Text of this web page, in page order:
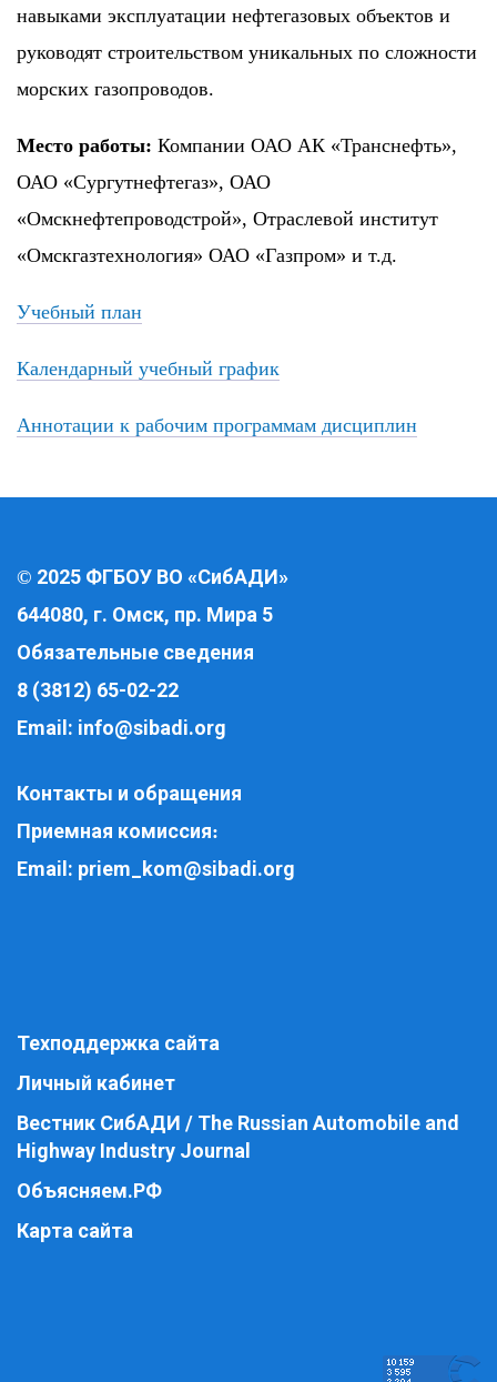
навыками эксплуатации нефтегазовых объектов и
руководят строительством уникальных по сложности
морских газопроводов.
Место работы: Компании ОАО АК «Транснефть»,
ОАО «Сургутнефтегаз», ОАО
«Омскнефтепроводстрой», Отраслевой институт
«Омскгазтехнология» ОАО «Газпром» и т.д.
Учебный план
Календарный учебный график
Аннотации к рабочим программам дисциплин
© 2025 ФГБОУ ВО «СибАДИ»
644080, г. Омск, пр. Мира 5
Обязательные сведения
8 (3812) 65-02-22
Email: info@sibadi.org
Контакты и обращения
Приемная комиссия:
Email: priem_kom@sibadi.org
Техподдержка сайта
Личный кабинет
Вестник СибАДИ / The Russian Automobile and
Highway Industry Journal
Объясняем.РФ
Карта сайта